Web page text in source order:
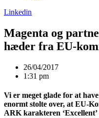
Linkedin
Magenta og
hæder fra EU-
26/04/2017
1:31 pm
Vi er meget glade for at
enormt stolte over, at EU-
ARK karakteren